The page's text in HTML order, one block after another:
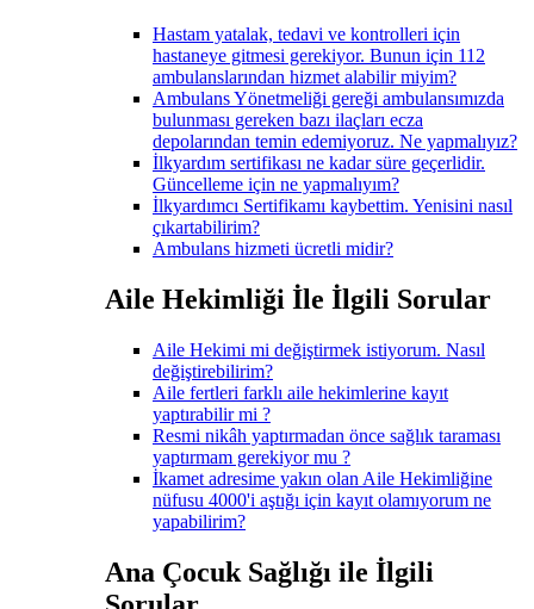
Hastam yatalak, tedavi ve kontrolleri için
hastaneye gitmesi gerekiyor. Bunun için 112
ambulanslarından hizmet alabilir miyim?
Ambulans Yönetmeliği gereği ambulansımızda
bulunması gereken bazı ilaçları ecza
depolarından temin edemiyoruz. Ne yapmalıyız?
İlkyardım sertifikası ne kadar süre geçerlidir.
Güncelleme için ne yapmalıyım?
İlkyardımcı Sertifikamı kaybettim. Yenisini nasıl
çıkartabilirim?
Ambulans hizmeti ücretli midir?
Aile Hekimliği İle İlgili Sorular
Aile Hekimi mi değiştirmek istiyorum. Nasıl
değiştirebilirim?
Aile fertleri farklı aile hekimlerine kayıt
yaptırabilir mi ?
Resmi nikâh yaptırmadan önce sağlık taraması
yaptırmam gerekiyor mu ?
İkamet adresime yakın olan Aile Hekimliğine
nüfusu 4000'i aştığı için kayıt olamıyorum ne
yapabilirim?
Ana Çocuk Sağlığı ile İlgili